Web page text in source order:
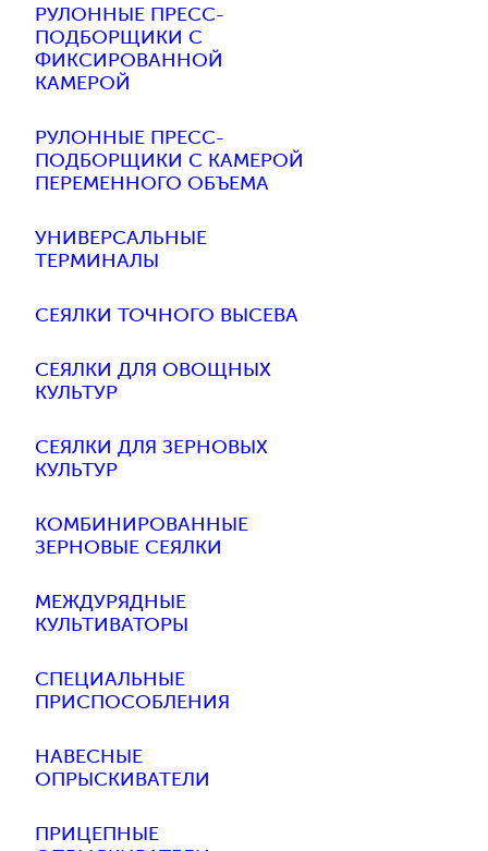
РУЛОННЫЕ ПРЕСС-
ПОДБОРЩИКИ С
ФИКСИРОВАННОЙ
КАМЕРОЙ
РУЛОННЫЕ ПРЕСС-
ПОДБОРЩИКИ С КАМЕРОЙ
ПЕРЕМЕННОГО ОБЪЕМА
УНИВЕРСАЛЬНЫЕ
ТЕРМИНАЛЫ
СЕЯЛКИ ТОЧНОГО ВЫСЕВА
СЕЯЛКИ ДЛЯ ОВОЩНЫХ
КУЛЬТУР
СЕЯЛКИ ДЛЯ ЗЕРНОВЫХ
КУЛЬТУР
КОМБИНИРОВАННЫЕ
ЗЕРНОВЫЕ СЕЯЛКИ
МЕЖДУРЯДНЫЕ
КУЛЬТИВАТОРЫ
СПЕЦИАЛЬНЫЕ
ПРИСПОСОБЛЕНИЯ
НАВЕСНЫЕ
ОПРЫСКИВАТЕЛИ
ПРИЦЕПНЫЕ